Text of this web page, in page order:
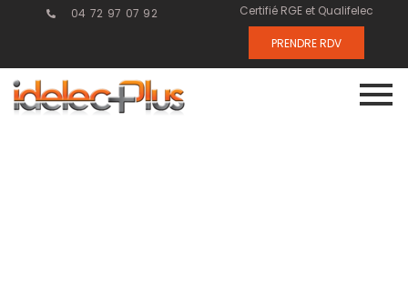
04 72 97 07 92 Certifié RGE et Qualifelec
PRENDRE RDV